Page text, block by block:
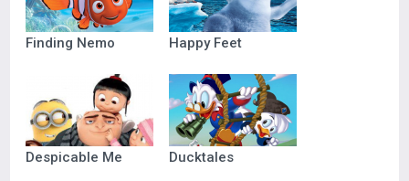
Finding Nemo Happy Feet
Despicable Me Ducktales